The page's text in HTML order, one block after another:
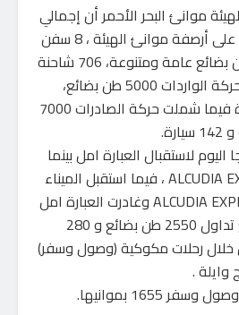
موانئ البحر الأحمر أن إجمالي
عدد السفن المتواجدة على أرصفة موانئ الهيئة ، 8 سفن
، وتم تداول 12000 طن بضائع عامة ومتنوعة، 706 شاحنة
و 205 سيارة وشملت حركة الواردات 5000 طن بضائع،
420 شاحنة و 63 سيارة فيما شملت حركة الصادرات 7000
لاستقبال العبارة امل بينما
تغادر السفينة ALCUDIA EXPRESS ، فيما استقبل الميناء
بالأمس السفينة ALCUDIA EXPRESS وغادرت العبارة امل
، كما شهد ميناء نويبع تداول 2550 طن بضائع و 280
خلال رحلات مكوكية (وصول وسفر)
وايلة .
1655 بموانيها.